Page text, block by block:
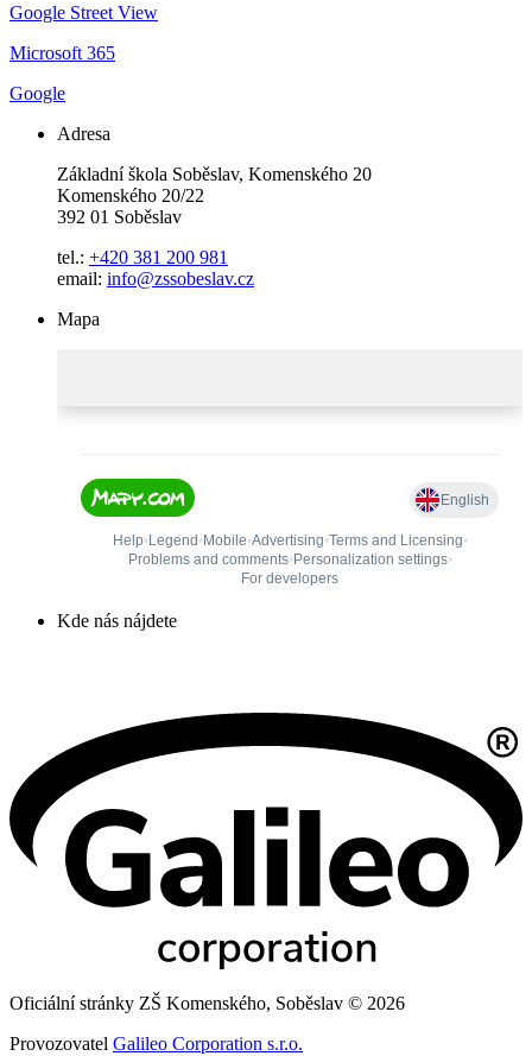
Google Street View
Microsoft 365
Google
Adresa
Základní škola Soběslav, Komenského 20
Komenského 20/22
392 01 Soběslav
tel.: +420 381 200 981
email: info@zssobeslav.cz
Mapa
Kde nás nájdete
Oficiální stránky ZŠ Komenského, Soběslav © 2026
Provozovatel Galileo Corporation s.r.o.